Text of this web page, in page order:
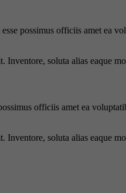
possimus officiis amet ea
Inventore, soluta alias eaque
officiis amet ea
Inventore, soluta alias eaque